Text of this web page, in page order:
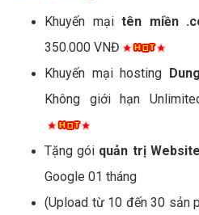
Khuyến mạitên miền
350.000 VNĐ
Khuyến mại hosting
Không giới hạn
Tặng gói quản trị
Google 01 tháng
(Upload từ 10 đến 30 sản